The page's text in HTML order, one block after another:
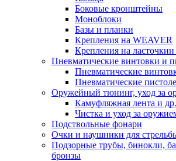
Боковые кронштейны
Моноблоки
Базы и планки
Крепления на WEAVER
Крепления на ласточкин
Пневматические винтовки и
Пневматические
Пневматические
Оружейный тюнинг, уход за
Камуфляжная лента и др.
Чистка и уход за
Подствольные фонари
Очки и наушники для
Подзорные трубы, бинокли,
бронзы